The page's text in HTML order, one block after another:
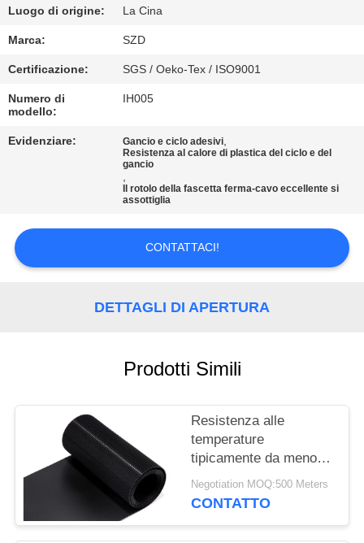
DELLA
QUALITÀ
CONTATTACI
NOTIZIE
CHIEDI UN
PREVENTIVO
MAPPA
SULLA
PRIVACY
Luogo di origine: La Cina
Marca: SZD
Certificazione: SGS / Oeko-Tex / ISO9001
Numero di
modello:
IH005
Evidenziare: Gancio e ciclo adesivi,
Resistenza al calore di plastica del ciclo e del
gancio
,
Il rotolo della fascetta ferma-cavo eccellente si
assottiglia
CONTATTACI!
DETTAGLI DI APERTURA
Prodotti Simili
Resistenza alle
temperature
tipicamente da meno
20 gradi Celsius a 80
gradi Celsius Anello di
Negotiation MOQ:500 Meters
CONTATTO